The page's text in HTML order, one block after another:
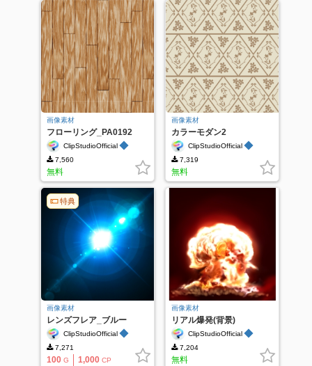
画像素材
フローリング_PA0192
ClipStudioOfficial ◆
7,560
無料
画像素材
カラーモダン2
ClipStudioOfficial ◆
7,319
無料
特典
画像素材
レンズフレア_ブルー
_PA0111ClipStudioOfficial ◆
7,271
100 G 1,000 CP
画像素材
リアル爆発(背景)
ClipStudioOfficial ◆
7,204
無料